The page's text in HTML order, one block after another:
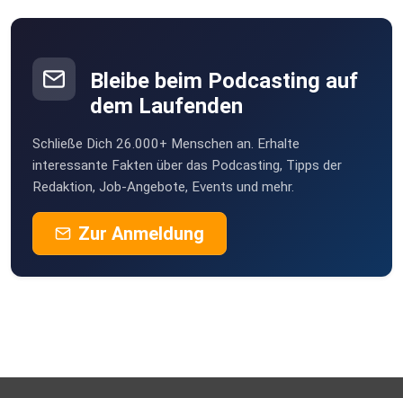
Bleibe beim Podcasting auf
dem Laufenden
Schließe Dich 26.000+ Menschen an. Erhalte
interessante Fakten über das Podcasting, Tipps der
Redaktion, Job-Angebote, Events und mehr.
Zur Anmeldung